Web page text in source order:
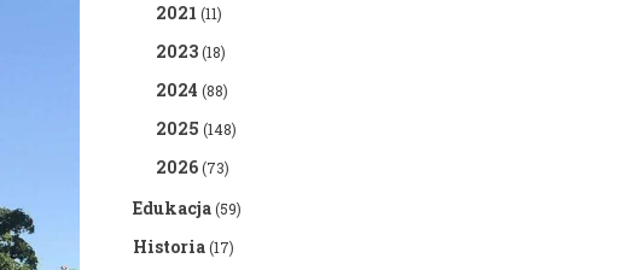
2021 (11)
2023(18)
2024 (88)
2025 (148)
2026(73)
Edukacja(59)
Historia(17)